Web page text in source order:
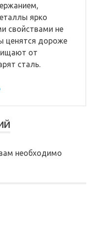
ярко
свойствами не
ценятся дороже
от
сталь.
необходимо